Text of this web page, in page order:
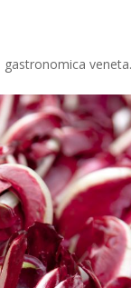
veneta.